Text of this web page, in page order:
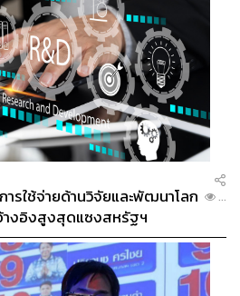
รใช้จ่ายด้านวิจัยและพัฒนาโลก
งอิงสูงสุดแซงสหรัฐฯ
...